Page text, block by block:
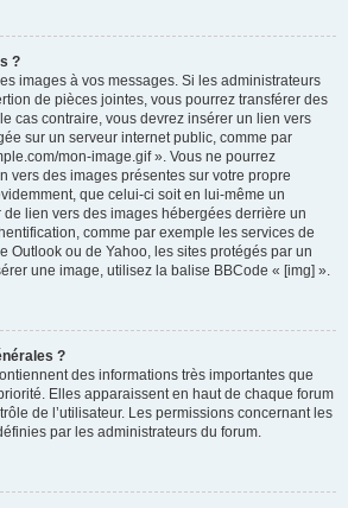
?
images à vos messages. Si les administrateurs
de pièces jointes, vous pourrez transférer des
cas contraire, vous devrez insérer un lien vers
sur un serveur internet public, comme par
mon-image.gif ». Vous ne pourrez
vers des images présentes sur votre propre
que celui-ci soit en lui-même un
lien vers des images hébergées derrière un
comme par exemple les services de
Outlook ou de Yahoo, les sites protégés par un
une image, utilisez la balise BBCode « [img] ».
?
des informations très importantes que
Elles apparaissent en haut de chaque forum
de l’utilisateur. Les permissions concernant les
par les administrateurs du forum.